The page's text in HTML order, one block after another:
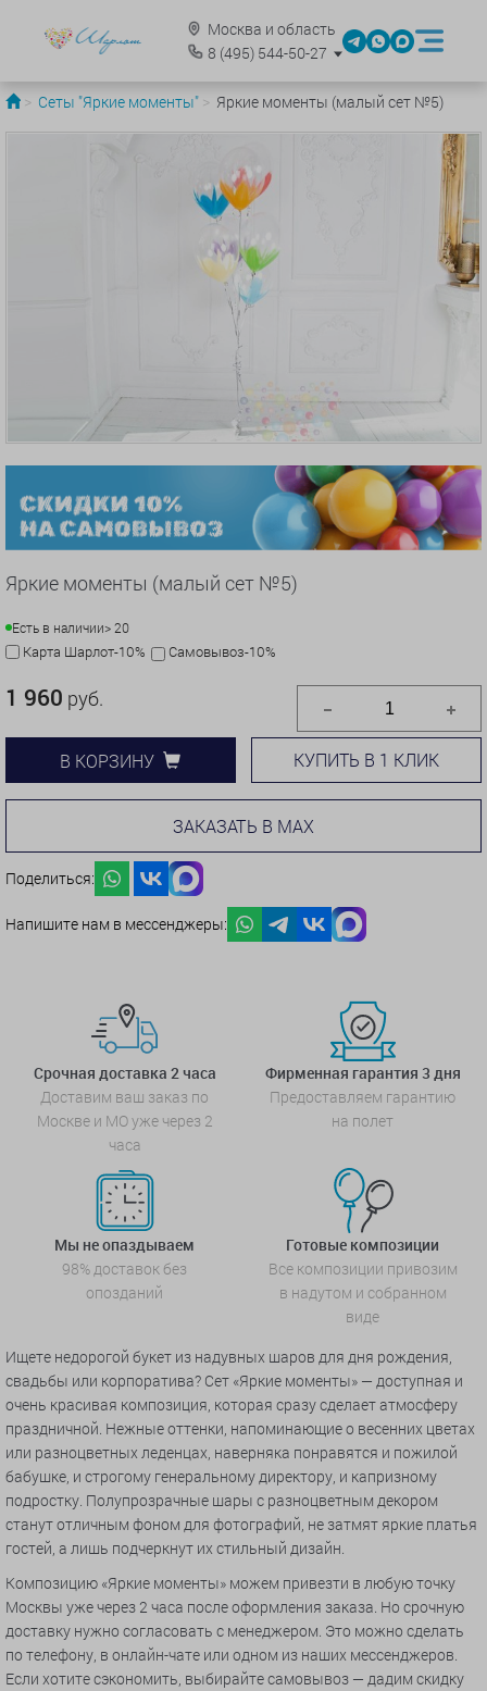
Москва и область
8 (495)544-50-27
Сеты "Яркие моменты" Яркие моменты (малый сет №5)
Яркие моменты (малый сет №5)
Есть в наличии> 20
Карта Шарлот-10% Самовывоз-10%
1 960 руб.
В КОРЗИНУ КУПИТЬ В 1 КЛИК
ЗАКАЗАТЬ В MAX
Поделиться:
Напишите нам в мессенджеры:
Срочная доставка 2 часа
Доставим ваш заказ по
Москве и МО уже через 2
часа
Фирменная гарантия 3 дня
Предоставляем гарантию
на полет
Мы не опаздываем
98% доставок без
опозданий
Готовые композиции
Все композиции привозим
в надутом и собранном
виде
Ищете недорогой букет из надувных шаров для дня рождения,
свадьбы или корпоратива? Сет «Яркие моменты» — доступная и
очень красивая композиция, которая сразу сделает атмосферу
праздничной. Нежные оттенки, напоминающие о весенних цветах
или разноцветных леденцах, наверняка понравятся и пожилой
бабушке, и строгому генеральному директору, и капризному
подростку. Полупрозрачные шары с разноцветным декором
станут отличным фоном для фотографий, не затмят яркие платья
гостей, а лишь подчеркнут их стильный дизайн.
Композицию «Яркие моменты» можем привезти в любую точку
Москвы уже через 2 часа после оформления заказа. Но срочную
доставку нужно согласовать с менеджером. Это можно сделать
по телефону, в онлайн-чате или одном из наших мессенджеров.
Если хотите сэкономить, выбирайте самовывоз — дадим скидку